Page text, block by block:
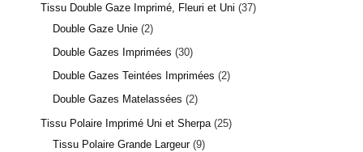
Tissu Double Gaze Imprimé, Fleuri et Uni 37
Double Gaze Unie 2
Double Gazes Imprimées 30
Double Gazes Teintées Imprimées 2
Double Gazes Matelassées 2
Tissu Polaire Imprimé Uni et Sherpa 25
Tissu Polaire Grande Largeur 9